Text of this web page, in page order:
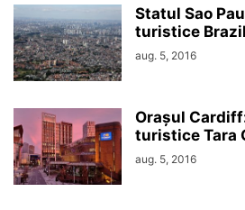
Statul Sao
turistice
aug. 5, 2016
Orașul
turistice Tara
aug. 5, 2016